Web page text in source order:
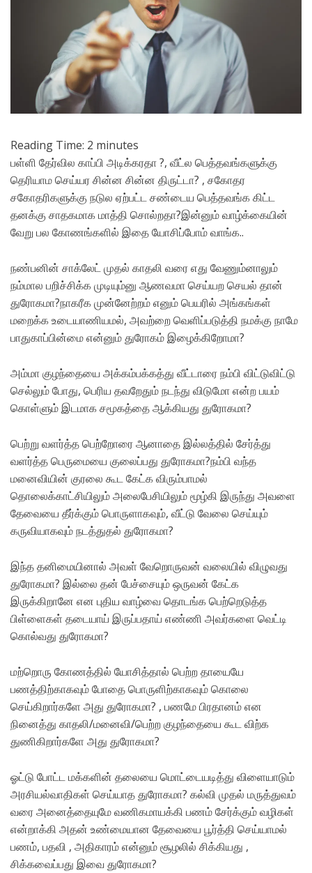
Reading Time: 2 minutes
பள்ளி தேர்வில காப்பி அடிக்கரதா ?, வீட்ல பெத்தவங்களுக்கு
தெரியாம செய்யர சின்ன சின்ன திருட்டா? , சகோதர
சகோதரிகளுக்கு நடுல ஏற்பட்ட சண்டைய பெத்தவங்க கிட்ட
தனக்கு சாதகமாக மாத்தி சொல்றதா?இன்னும் வாழ்க்கையின்
வேறு பல கோணங்களில் இதை யோசிப்போம் வாங்க..
நண்பனின் சாக்லேட் முதல் காதலி வரை எது வேணும்னாலும்
நம்மால பறிச்சிக்க முடியும்னு ஆணவமா செய்யற செயல் தான்
துரோகமா?நாகரீக முன்னேற்றம் எனும் பெயரில் அங்கங்கள்
மறைக்க உடையாணியமல், அவற்றை வெளிப்படுத்தி நமக்கு நாமே
பாதுகாப்பின்மை என்னும் துரோகம் இழைக்கிறோமா?
அம்மா குழந்தையை அக்கம்பக்கத்து வீட்டாரை நம்பி விட்டுவிட்டு
செல்லும் போது, பெரிய தவறேதும் நடந்து விடுமோ என்ற பயம்
கொள்ளும் இடமாக சமூகத்தை ஆக்கியது துரோகமா?
பெற்று வளர்த்த பெற்றோரை ஆனாதை இல்லத்தில் சேர்த்து
வளர்த்த பெருமையை குலைப்பது துரோகமா?நம்பி வந்த
மனைவியின் குரலை கூட கேட்க விரும்பாமல்
தொலைக்காட்சியிலும் அலைபேசியிலும் மூழ்கி இருந்து அவளை
தேவையை தீர்க்கும் பொருளாகவும், வீட்டு வேலை செய்யும்
கருவியாகவும் நடத்துதல் துரோகமா?
இந்த தனிமையினால் அவள் வேறொருவன் வலையில் விழுவது
துரோகமா? இல்லை தன் பேச்சையும் ஒருவன் கேட்க
இருக்கிறானே என புதிய வாழ்வை தொடங்க பெற்றெடுத்த
பிள்ளைகள் தடையாய் இருப்பதாய் எண்ணி அவர்களை வெட்டி
கொல்வது துரோகமா?
மற்றொரு கோணத்தில் யோசித்தால் பெற்ற தாயையே
பணத்திற்காகவும் போதை பொருளிற்காகவும் கொலை
செய்கிறார்களே அது துரோகமா? , பணமே பிரதானம் என
நினைத்து காதலி/மனைவி/பெற்ற குழந்தையை கூட விற்க
துணிகிறார்களே அது துரோகமா?
ஓட்டு போட்ட மக்களின் தலையை மொட்டையடித்து விளையாடும்
அரசியல்வாதிகள் செய்யாத துரோகமா? கல்வி முதல் மருத்துவம்
வரை அனைத்தையுமே வணிகமாயக்கி பணம் சேர்க்கும் வழிகள்
என்றாக்கி அதன் உண்மையான தேவையை பூர்த்தி செய்யாமல்
பணம், பதவி , அதிகாரம் என்னும் சூழலில் சிக்கியது ,
சிக்கவைப்பது இவை துரோகமா?